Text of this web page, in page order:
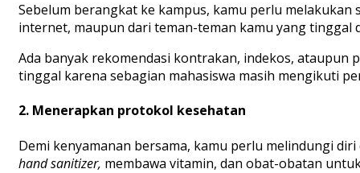
Sebelum berangkat ke kampus, kamu perlu
internet, maupun dari teman-teman kamu yang tinggal
Ada banyak rekomendasi kontrakan, indekos,
tinggal karena sebagian mahasiswa masih mengikuti
2. Menerapkan protokol kesehatan
Demi kenyamanan bersama, kamu perlu melindungi
hand sanitizer, membawa vitamin, dan obat-obatan